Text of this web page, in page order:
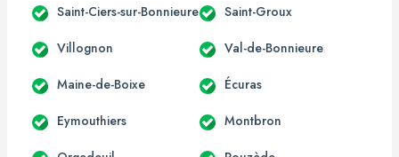
Saint-Ciers-sur-Bonnieure Saint-Groux
Villognon Val-de-Bonnieure
Maine-de-Boixe Écuras
Eymouthiers Montbron